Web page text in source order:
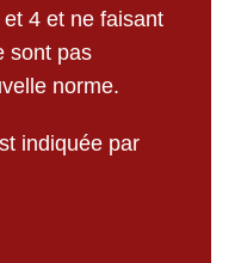
4 et ne faisant
sont pas
norme.
indiquée par